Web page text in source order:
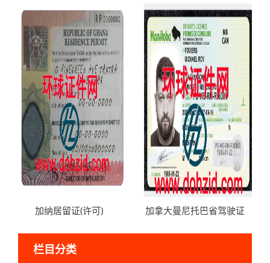
加纳居留证(许可) 加拿大曼尼托巴省驾驶证
栏目分类